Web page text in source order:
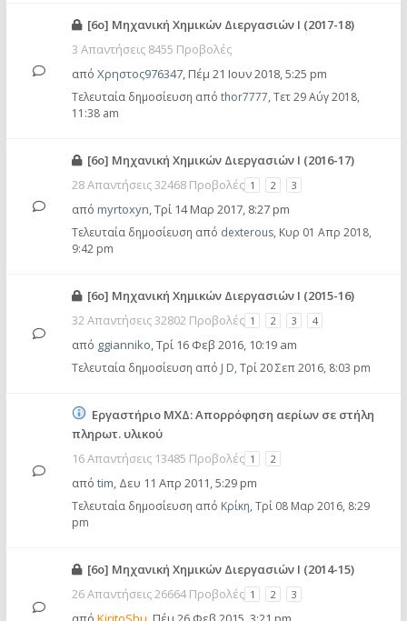
[6ο] Μηχανική Χημικών Διεργασιών Ι (2017-18)
3 Απαντήσεις 8455 Προβολές
από Χρηστος976347, Πέμ 21 Ιουν 2018, 5:25 pm
Τελευταία δημοσίευση από thor7777, Τετ 29 Αύγ 2018,
11:38 am
[6ο] Μηχανική Χημικών Διεργασιών Ι (2016-17)
28 Απαντήσεις 32468 Προβολές 1 2 3
από myrtoxyn,Τρί 14 Μαρ 2017, 8:27 pm
Τελευταία δημοσίευση από dexterous, Κυρ 01 Απρ 2018,
9:42 pm
[6ο] Μηχανική Χημικών Διεργασιών Ι (2015-16)
32 Απαντήσεις 32802 Προβολές 1 2 3 4
από ggianniko,Τρί 16 Φεβ 2016, 10:19 am
Τελευταία δημοσίευση από J D, Τρί 20 Σεπ 2016, 8:03 pm
Εργαστήριο ΜΧΔ: Απορρόφηση αερίων σε στήλη
πληρωτ. υλικού
16 Απαντήσεις 13485 Προβολές 1 2
από tim, Δευ 11 Απρ 2011, 5:29 pm
Τελευταία δημοσίευση από Κρίκη, Τρί 08 Μαρ 2016, 8:29
pm
[6ο] Μηχανική Χημικών Διεργασιών Ι (2014-15)
26 Απαντήσεις 26664 Προβολές 1 2 3